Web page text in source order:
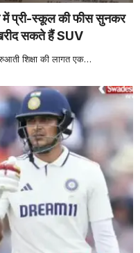
प्री-स्कूल की फीस सुनकर
सकते हैं SUV
शिक्षा की लागत एक…